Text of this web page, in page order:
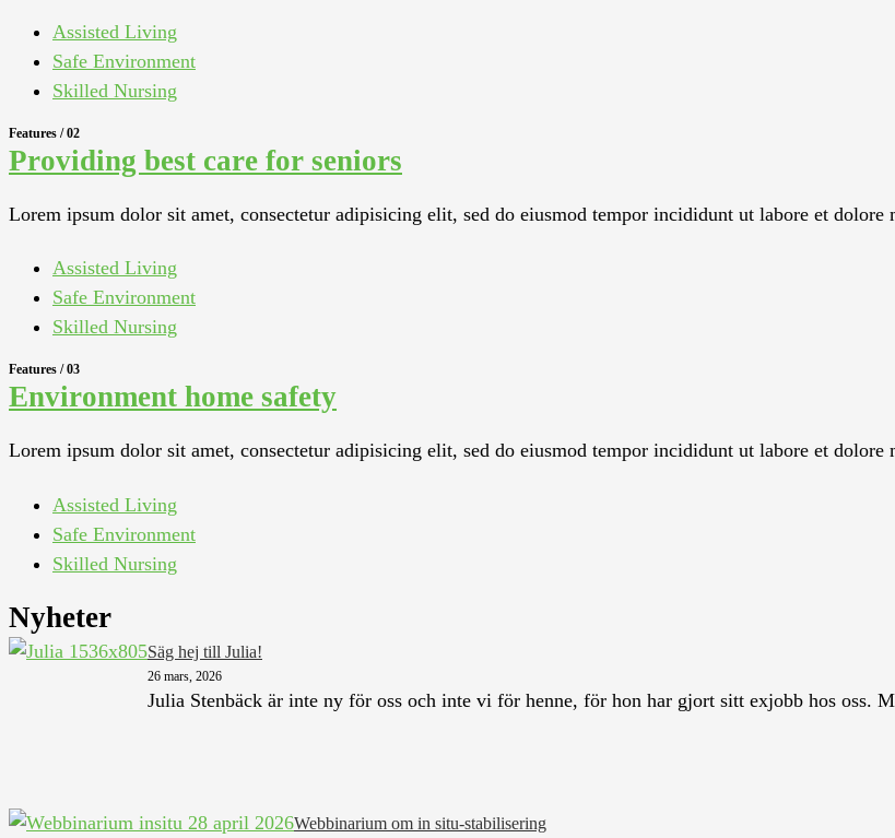
Assisted Living
Safe Environment
Skilled Nursing
Features / 02
Providing best care for seniors
Lorem ipsum dolor sit amet, consectetur adipisicing elit, sed do eiusmod tempor incididunt ut labore et
Assisted Living
Safe Environment
Skilled Nursing
Features / 03
Environment home safety
Lorem ipsum dolor sit amet, consectetur adipisicing elit, sed do eiusmod tempor incididunt ut labore et
Assisted Living
Safe Environment
Skilled Nursing
Nyheter
Säg hej till Julia!
26 mars, 2026
Julia Stenbäck är inte ny för oss och inte vi för henne, för hon har gjort sitt exjobb hos oss.
Webbinarium om in situ-stabilisering